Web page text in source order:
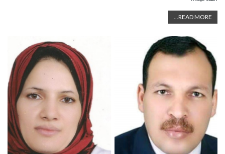
READ MORE...